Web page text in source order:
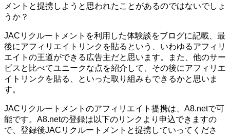
メントと提携しようと思われたことがあるのではないでしょ
うか？
JACリクルートメントを利用した体験談をブログに記載、最
後にアフィリエイトリンクを貼るという、いわゆるアフィリ
エイトの王道ができる広告主だと思います。また、他のサー
ビスと比べてユニークな点を紹介して、その後にアフィリエ
イトリンクを貼る、といった取り組みもできるかと思いま
す。
JACリクルートメントのアフィリエイト提携は、A8.netで可
能です。A8.netの登録は以下のリンクより申込できますの
で、登録後JACリクルートメントと提携していってくださ